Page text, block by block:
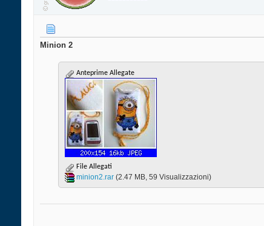
​Minion 2
Anteprime Allegate
File Allegati
minion2.rar‎ (2.47 MB, 59 Visualizzazioni)